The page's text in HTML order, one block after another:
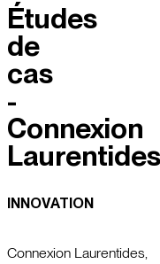
Études
de
cas
-
Connexion
Laurentides
INNOVATION
Connexion Laurentides,